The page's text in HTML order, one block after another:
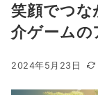
笑顔でつな
介ゲームの
2024年5月23日